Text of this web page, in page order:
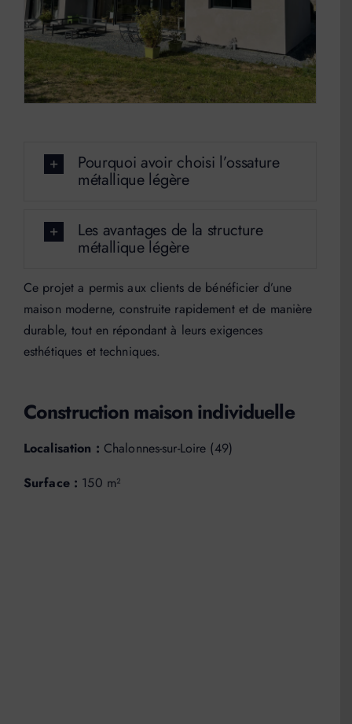
Pourquoi avoir choisi l’ossature
métallique légère
Les avantages de la structure
métallique légère
Ce projet a permis aux clients de bénéficier d’une
maison moderne, construite rapidement et de manière
durable, tout en répondant à leurs exigences
esthétiques et techniques.
Construction maison individuelle
Localisation : Chalonnes-sur-Loire (49)
Surface : 150 m²